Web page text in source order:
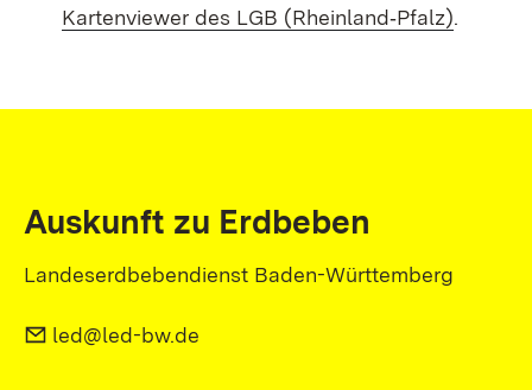
Kartenviewer des LGB (Rheinland‑Pfalz).
Auskunft zu Erdbeben
Landeserdbebendienst Baden-Württemberg
led@led-bw.de